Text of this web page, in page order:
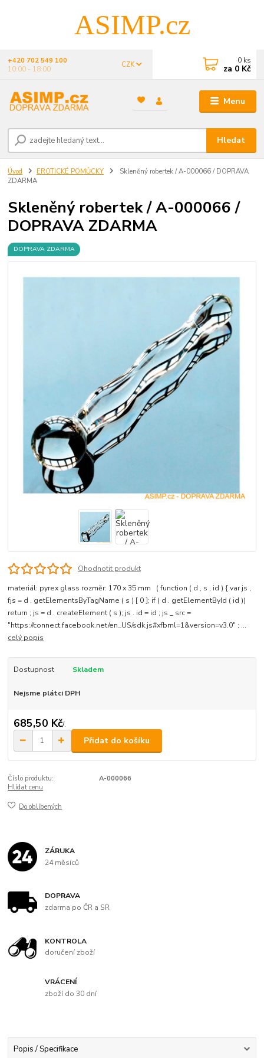
ASIMP.cz
Menu
CZK
Hledat
+420 702 549 100
10:00 - 18:00
0 ks
za 0 Kč
Úvod EROTICKÉ POMŮCKY
Skleněný robertek / A-000066 / DOPRAVA
ZDARMA
Skleněný robertek / A-000066 /
DOPRAVA ZDARMA
DOPRAVA ZDARMA
Ohodnotit produkt
materiál: pyrex glass rozměr: 170 x 35 mm ( function ( d , s , id ) { var js ,
fjs = d . getElementsByTagName ( s ) [ 0 ]; if ( d . getElementById ( id ))
return ; js = d . createElement ( s ); js . id = id ; js _ src =
"https://connect.facebook.net/en_US/sdk.js#xfbml=1&version=v3.0" ; ...
celý popis
Dostupnost Skladem
Nejsme plátci DPH
685,50 Kč/.
Přidat do košíku
Číslo produktu:
A-000066
Hlídat cenu
Do oblíbených
ZÁRUKA
24 měsíců
DOPRAVA
zdarma po ČR a SR
KONTROLA
doručení zboží
VRÁCENÍ
zboží do 30 dní
Popis / Specifikace